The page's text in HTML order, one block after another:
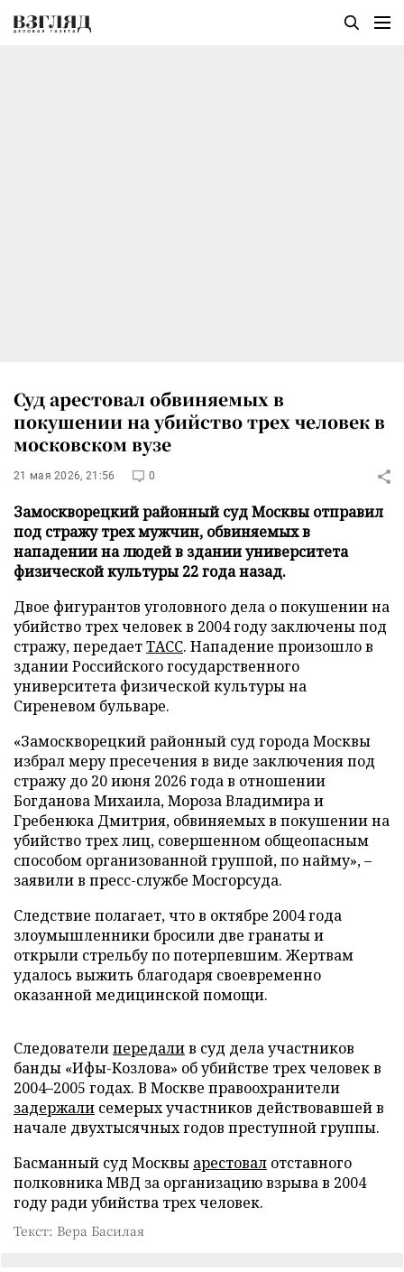
Суд арестовал обвиняемых в
покушении на убийство трех человек в
московском вузе
21 мая 2026, 21:56 0
Замоскворецкий районный суд Москвы отправил
под стражу трех мужчин, обвиняемых в
нападении на людей в здании университета
физической культуры 22 года назад.
Двое фигурантов уголовного дела о покушении на
убийство трех человек в 2004 году заключены под
стражу, передаетТАСС. Нападение произошло в
здании Российского государственного
университета физической культуры на
Сиреневом бульваре.
«Замоскворецкий районный суд города Москвы
избрал меру пресечения в виде заключения под
стражу до 20 июня 2026 года в отношении
Богданова Михаила, Мороза Владимира и
Гребенюка Дмитрия, обвиняемых в покушении на
убийство трех лиц, совершенном общеопасным
способом организованной группой, по найму», –
заявили в пресс-службе Мосгорсуда.
Следствие полагает, что в октябре 2004 года
злоумышленники бросили две гранаты и
открыли стрельбу по потерпевшим. Жертвам
удалось выжить благодаря своевременно
оказанной медицинской помощи.
Следователипередалив суд дела участников
банды «Ифы-Козлова» об убийстве трех человек в
2004–2005 годах. В Москве правоохранители
задержали семерых участников действовавшей в
начале двухтысячных годов преступной группы.
Басманный суд Москвы арестовал отставного
полковника МВД за организацию взрыва в 2004
году ради убийства трех человек.
Текст: Вера Басилая